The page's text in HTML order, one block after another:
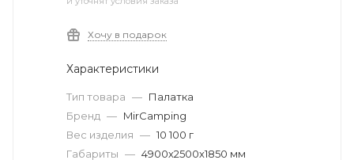
Хочу в подарок
Характеристики
Тип товара — Палатка
Бренд — MirCamping
Вес изделия — 10 100 г
Габариты — 4900х2500х1850 мм